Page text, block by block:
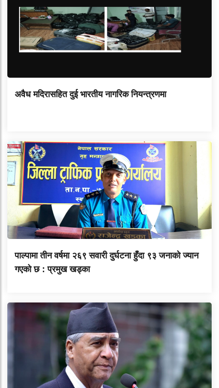
अवैध मदिरासहित दुई भारतीय नागरिक नियन्त्रणमा
पाल्पामा तीन वर्षमा २६९ सवारी दुर्घटना हुँदा ९३ जनाको ज्यान
गएको छ : प्रमुख खड्का